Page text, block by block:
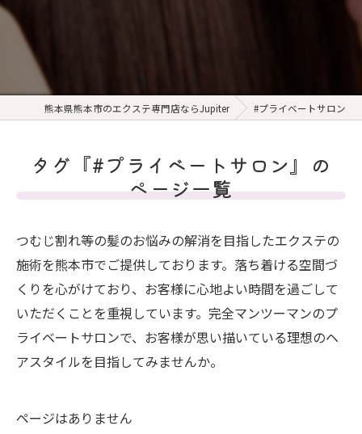
熊本県熊本市のエクステ専門店ならJupiter #プライベートサロン
タグ『#プライベートサロン』の
ページ一覧
つむじ割れ等の髪のお悩みの解消を目指したエクステの
施術を熊本市でご提供しております。落ち着ける空間づ
くりを心がけており、お客様に心地よい時間を過ごして
いただくことを重視しています。完全マンツーマンのプ
ライベートサロンで、お客様が思い描いている理想のヘ
アスタイルを目指してみませんか。
ページはありません